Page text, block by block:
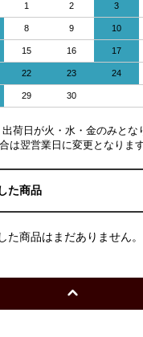
1 2 3
8 9 10
15 16 17
22 23 24
29 30
出荷日が火・水・金のみと
は翌営業日に変更となります
た商品
た商品はまだありません。